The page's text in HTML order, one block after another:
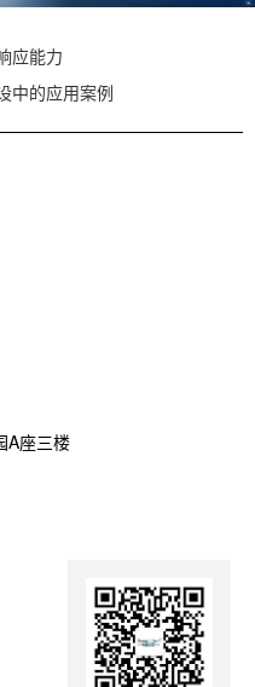
应能力
中的应用案例
A座三楼